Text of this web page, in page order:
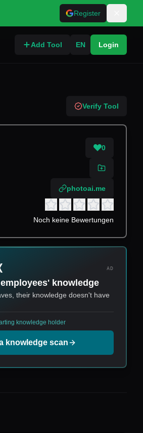
Register
Add Tool EN Login
Verify Tool
0
photoai.me
Noch keine Bewertungen
AD
knowledge
their knowledge doesn't have
knowledge holder
knowledge scan